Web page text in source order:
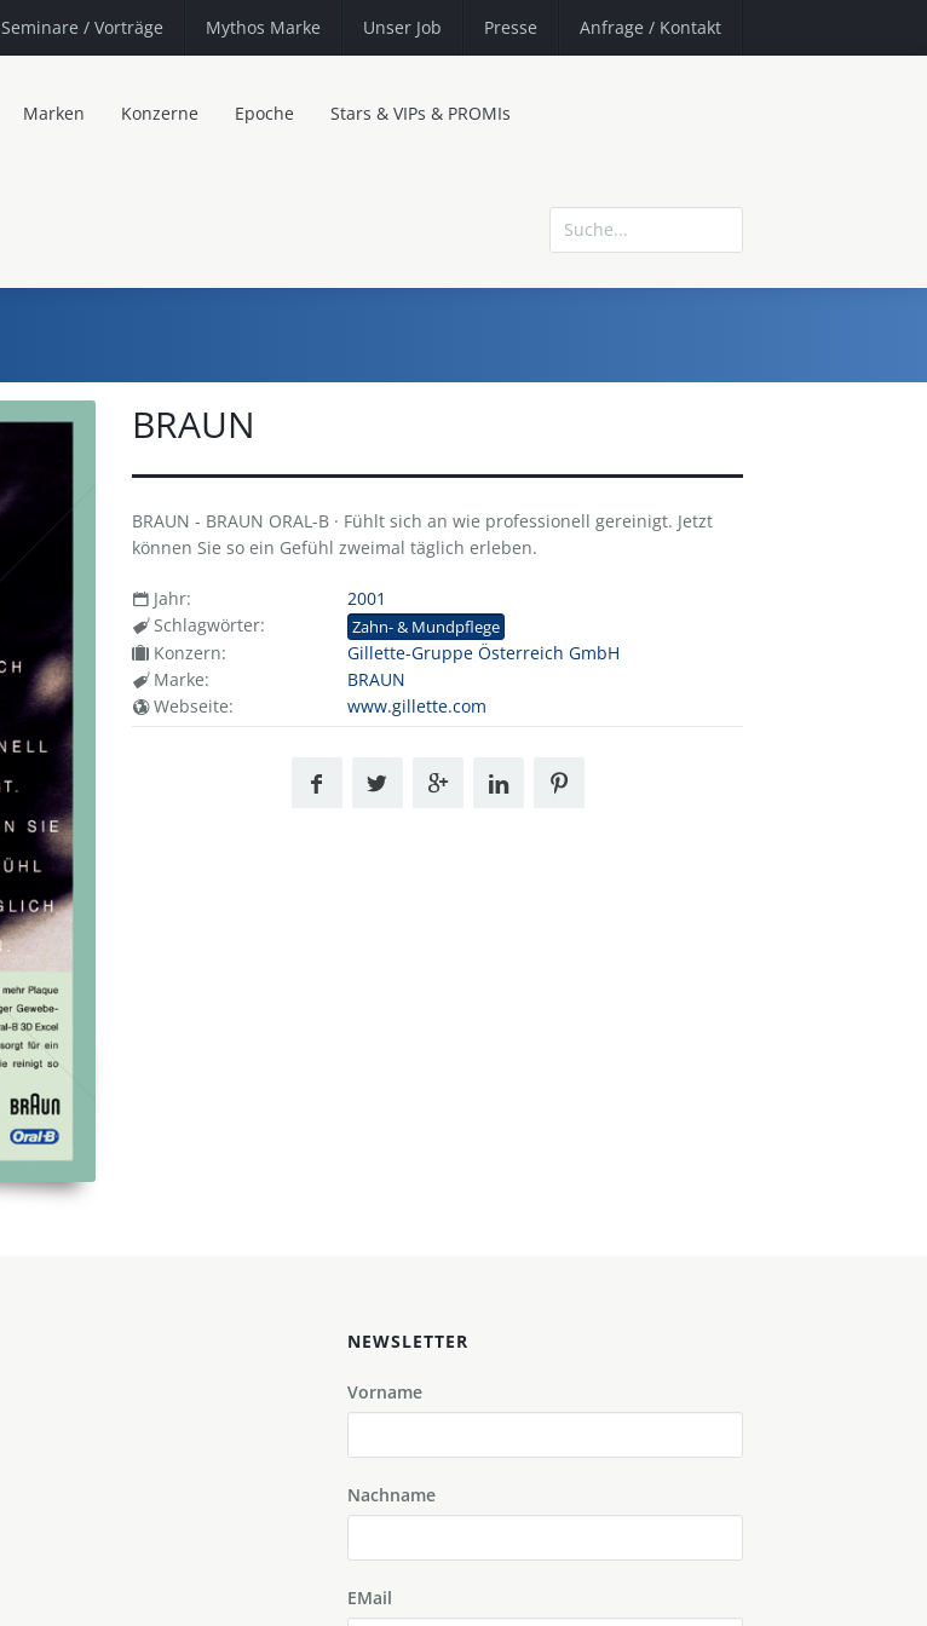
Seminare / Vorträge Mythos Marke Unser Job Presse Anfrage / Kontakt
Marken Konzerne Epoche Stars & VIPs & PROMIs
BRAUN
BRAUN - BRAUN ORAL-B · Fühlt sich an wie professionell gereinigt. Jetzt
können Sie so ein Gefühl zweimal täglich erleben.
Jahr:
2001
Schlagwörter:
Zahn- & Mundpflege
Konzern:
Gillette-Gruppe Österreich GmbH
Marke:
BRAUN
Webseite:
www.gillette.com
NEWSLETTER
Vorname
Nachname
EMail